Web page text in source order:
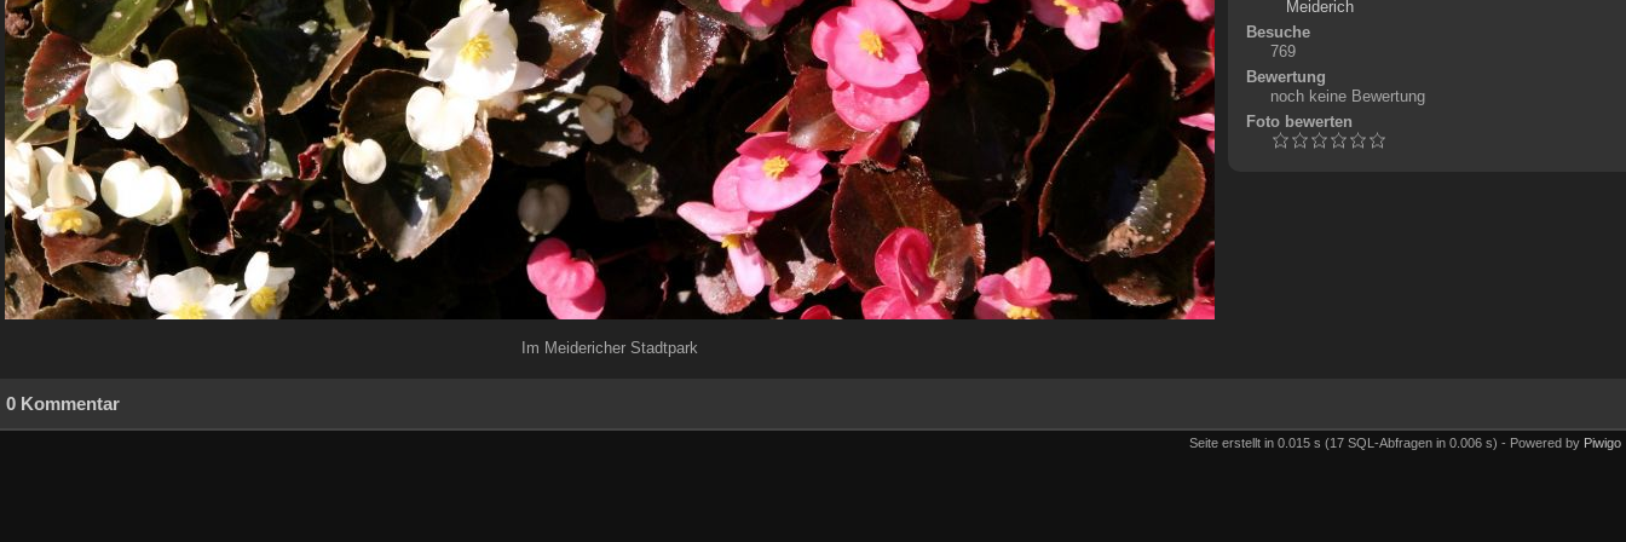
Im Meidericher Stadtpark
Meiderich
Besuche
769
Bewertung
noch keine Bewertung
Foto bewerten
0 Kommentar
Seite erstellt in 0.015 s (17 SQL-Abfragen in 0.006 s) - Powered by Piwigo